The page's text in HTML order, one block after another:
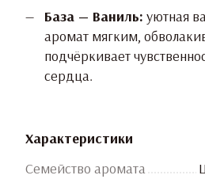
База — Ваниль: уютная
аромат мягким,
подчёркивает
сердца.
Характеристики
Семейство аромата